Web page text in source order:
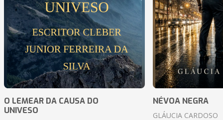
O LEMEAR DA CAUSA DO
UNIVESO
NÉVOA NEGRA
GLÁUCIA CARDOSO